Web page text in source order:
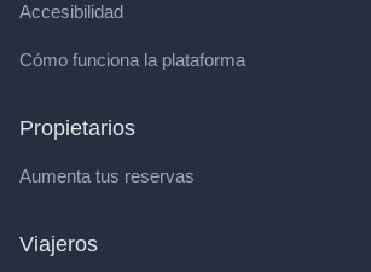
Accesibilidad
Cómo funciona la plataforma
Propietarios
Aumenta tus reservas
Viajeros